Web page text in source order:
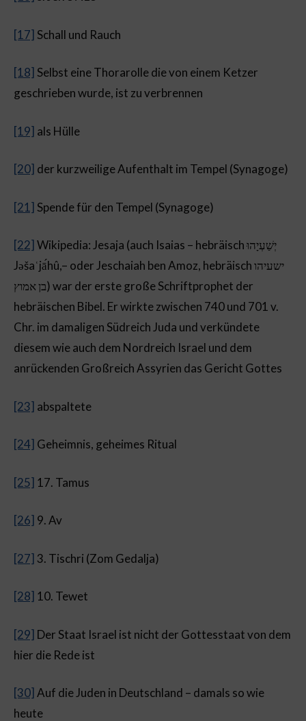
[17] Schall und Rauch
[18] Selbst eine Thorarolle die von einem Ketzer
geschrieben wurde, ist zu verbrennen
[19] als Hülle
[20] der kurzweilige Aufenthalt im Tempel (Synagoge)
[21] Spende für den Tempel (Synagoge)
[22] Wikipedia: Jesaja (auch Isaias – hebräisch יְשַׁעְיָהוּ
Jəšaʿjā́hû,– oder Jeschaiah ben Amoz, hebräisch ישעיהו
בן אמוץ) war der erste große Schriftprophet der
hebräischen Bibel. Er wirkte zwischen 740 und 701 v.
Chr. im damaligen Südreich Juda und verkündete
diesem wie auch dem Nordreich Israel und dem
anrückenden Großreich Assyrien das Gericht Gottes
[23] abspaltete
[24] Geheimnis, geheimes Ritual
[25] 17. Tamus
[26] 9. Av
[27] 3. Tischri (Zom Gedalja)
[28] 10. Tewet
[29] Der Staat Israel ist nicht der Gottesstaat von dem
hier die Rede ist
[30] Auf die Juden in Deutschland – damals so wie
heute